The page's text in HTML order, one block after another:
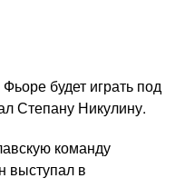
будет играть под
Степану Никулину.
команду
выступал в